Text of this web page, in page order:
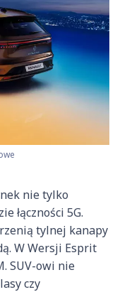
nie tylko
łączności 5G.
tylnej kanapy
W Wersji Esprit
SUV-owi nie
czy